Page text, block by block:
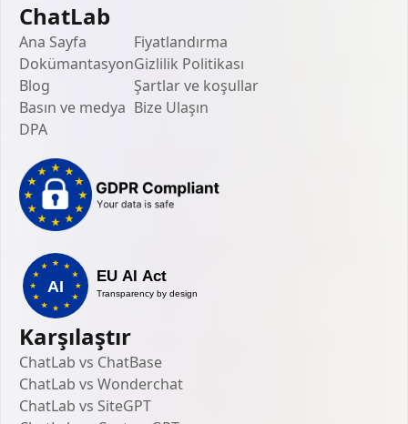
ChatLab
Ana Sayfa
Dokümantasyon
Blog
Basın ve medya
DPA
Fiyatlandırma
Gizlilik Politikası
Şartlar ve koşullar
Bize Ulaşın
Karşılaştır
ChatLab vs ChatBase
ChatLab vs Wonderchat
ChatLab vs SiteGPT